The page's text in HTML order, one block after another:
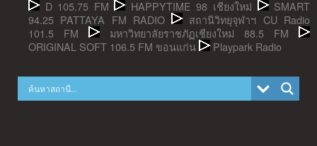
D 105.75 FM
HAPPYTIME 98 เชียงใหม่
SMART
94.25 PATTAYA FM RADIO
สถานีวิทยุจุฬาฯ CU Radio
101.5 FM
มหาวิทยาลัยราชภัฏเชียงใหม่ 88.5 FM
ORIGINAL SOFT 106.5 FM ขอนแก่น
Playpark Radio